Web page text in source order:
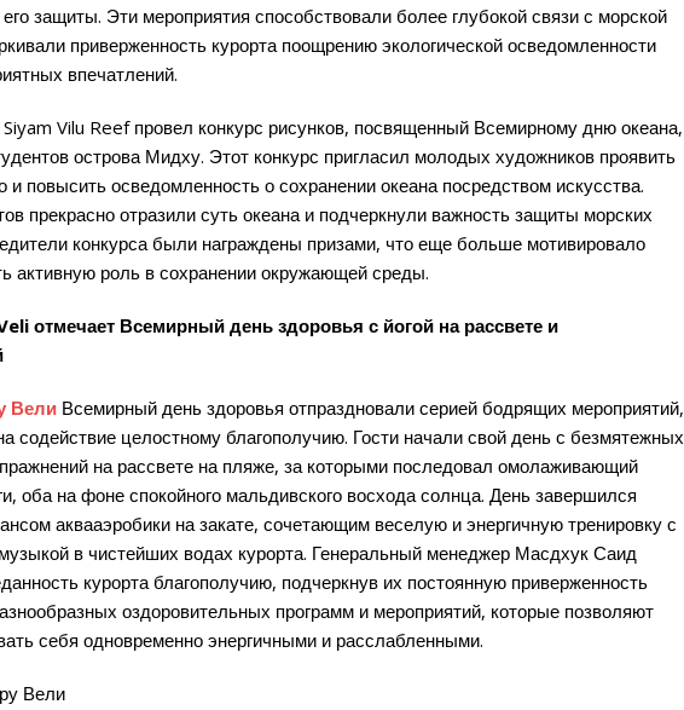
защиты. Эти мероприятия способствовали более глубокой связи с морской
приверженность курорта поощрению экологической осведомленности
впечатлений.
Siyam Vilu Reef провел конкурс рисунков, посвященный Всемирному дню океана,
острова Мидху. Этот конкурс пригласил молодых художников проявить
и повысить осведомленность о сохранении океана посредством искусства.
прекрасно отразили суть океана и подчеркнули важность защиты морских
конкурса были награждены призами, что еще больше мотивировало
активную роль в сохранении окружающей среды.
отмечает Всемирный день здоровья с йогой на рассвете и
Вели Всемирный день здоровья отпраздновали серией бодрящих мероприятий,
содействие целостному благополучию. Гости начали свой день с безмятежных
на рассвете на пляже, за которыми последовал омолаживающий
оба на фоне спокойного мальдивского восхода солнца. День завершился
аквааэробики на закате, сочетающим веселую и энергичную тренировку с
в чистейших водах курорта. Генеральный менеджер Масдхук Саид
курорта благополучию, подчеркнув их постоянную приверженность
оздоровительных программ и мероприятий, которые позволяют
себя одновременно энергичными и расслабленными.